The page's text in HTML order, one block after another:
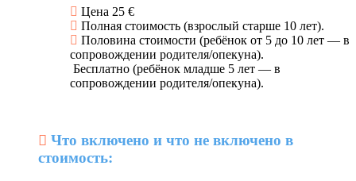
Цена 25 €
Полная стоимость (взрослый старше 10 лет).
Половина стоимости (ребёнок от 5 до 10 лет — в
сопровождении родителя/опекуна).
Бесплатно (ребёнок младше 5 лет — в
сопровождении родителя/опекуна).
Что включено и что не включено в
стоимость: